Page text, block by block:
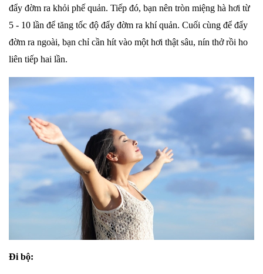
đẩy đờm ra khỏi phế quản. Tiếp đó, bạn nên tròn miệng hà hơi từ
5 - 10 lần để tăng tốc độ đẩy đờm ra khí quản. Cuối cùng để đẩy
đờm ra ngoài, bạn chỉ cần hít vào một hơi thật sâu, nín thở rồi ho
liên tiếp hai lần.
Đi bộ: